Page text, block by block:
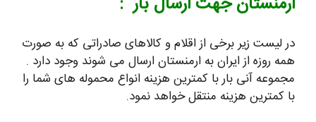
در لیست زیر برخی از اقلام و کالاهای صادراتی که به صورت
همه روزه از ایران به ارمنستان ارسال می شوند وجود دارد .
مجموعه آنی بار با کمترین هزینه انواع محموله های شما را
با کمترین هزینه منتقل خواهد نمود.